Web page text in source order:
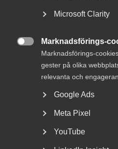
Microsoft Clarity
Marknadsförings-
Marknadsförings-
gester på olika
relevanta och
Google Ads
Meta Pixel
YouTube
Mina sidor
Arbetsgivarguiden
hjälper dig att göra rätt